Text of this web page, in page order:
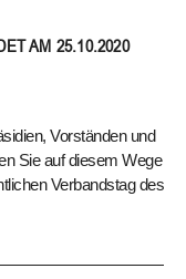
erweitert. Es
01.04.2019
fixiert.
AM 25.10.2020
Vorständen und
Sie auf diesem Wege
Verbandstag des
Vorständen und